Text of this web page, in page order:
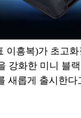
이흥복)가 초고
강화한 미니 블랙
새롭게 출시한다